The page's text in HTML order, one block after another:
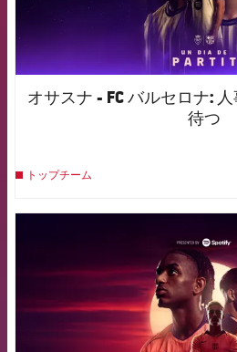
オサスナ - FC バルセロナ:
待つ
トップチーム